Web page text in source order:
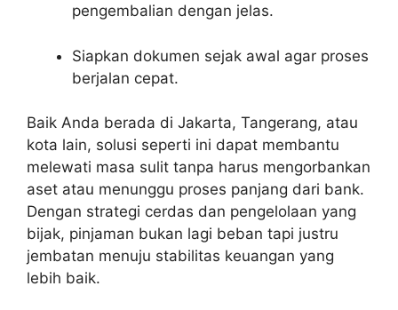
pengembalian dengan jelas.
Siapkan dokumen sejak awal agar proses
berjalan cepat.
Baik Anda berada di Jakarta, Tangerang, atau
kota lain, solusi seperti ini dapat membantu
melewati masa sulit tanpa harus mengorbankan
aset atau menunggu proses panjang dari bank.
Dengan strategi cerdas dan pengelolaan yang
bijak, pinjaman bukan lagi beban tapi justru
jembatan menuju stabilitas keuangan yang
lebih baik.